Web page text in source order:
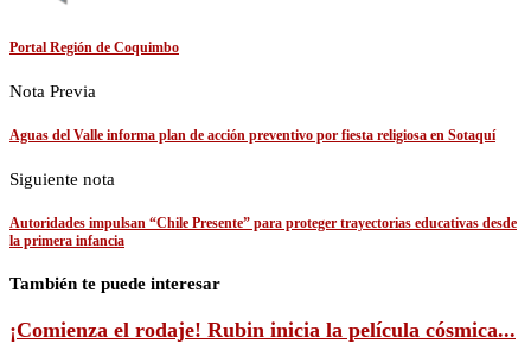
Portal Región de Coquimbo
Nota Previa
Aguas del Valle informa plan de acción preventivo por fiesta religiosa en Sotaquí
Siguiente nota
Autoridades impulsan “Chile Presente” para proteger trayectorias educativas desde
la primera infancia
También te puede interesar
¡Comienza el rodaje! Rubin inicia la película cósmica...